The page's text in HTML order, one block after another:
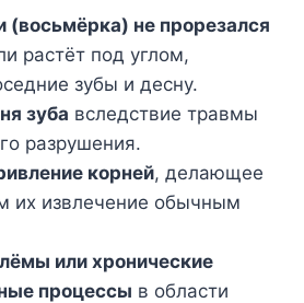
(восьмёрка) не прорезался
растёт под углом,
зубы и десну.
зуба вследствие травмы
разрушения.
корней, делающее
их извлечение обычным
или хронические
процессы в области